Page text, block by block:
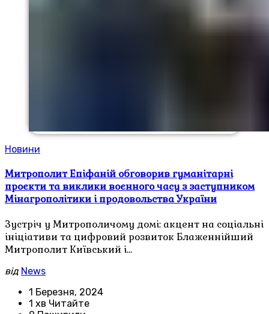
Новини
Митрополит Епіфаній обговорив гуманітарні
проєкти та виклики воєнного часу з заступником
Мінагрополітики і продовольства України
Зустріч у Митрополичому домі: акцент на соціальні
ініціативи та цифровий розвиток Блаженнійший
Митрополит Київський і…
від News
1 Березня, 2024
1 хв Читайте